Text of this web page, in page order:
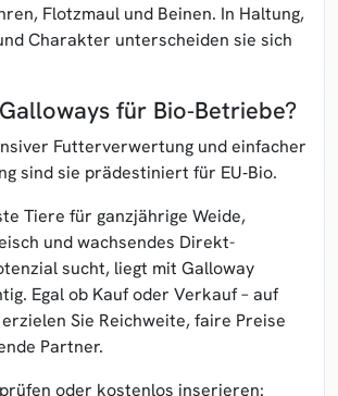
Flotzmaul und Beinen. In Haltung,
Charakter unterscheiden sie sich
für Bio‑Betriebe?
Futterverwertung und einfacher
sind sie prädestiniert für EU‑Bio.
Tiere für ganz­jährige Weide,
und wachsendes Direkt­
sucht, liegt mit Galloway
Egal ob Kauf oder Verkauf – auf
Sie Reichweite, faire Preise
Partner.
oder kostenlos inserieren: